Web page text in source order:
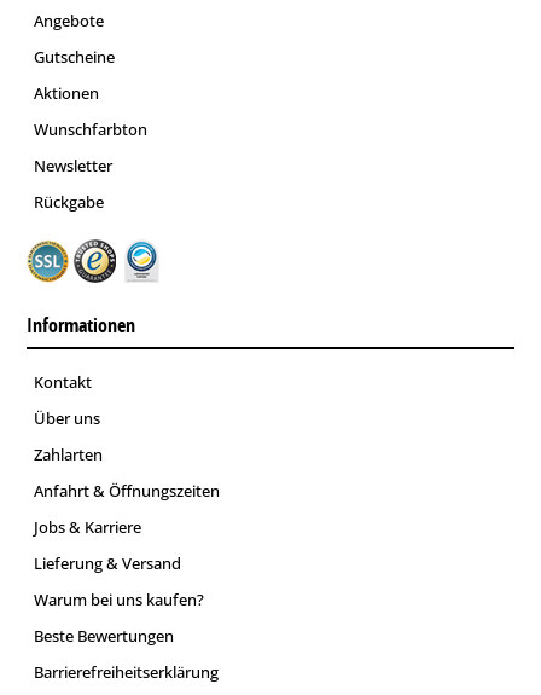
Angebote
Gutscheine
Aktionen
Wunschfarbton
Newsletter
Rückgabe
Informationen
Kontakt
Über uns
Zahlarten
Anfahrt & Öffnungszeiten
Jobs & Karriere
Lieferung & Versand
Warum bei uns kaufen?
Beste Bewertungen
Barrierefreiheitserklärung